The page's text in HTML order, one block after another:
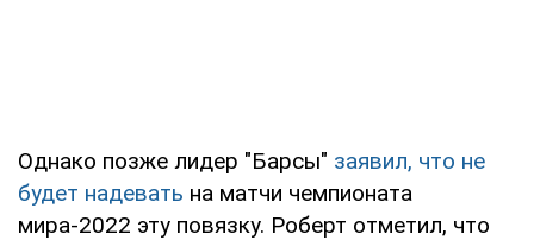
Однако позже лидер "Барсы" заявил, что не
будет надевать на матчи чемпионата
мира-2022 эту повязку. Роберт отметил, что